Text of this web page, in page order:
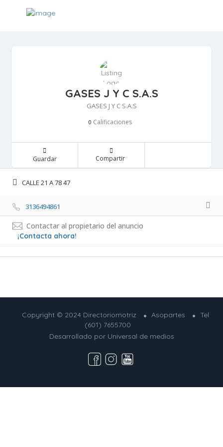
GASES J Y C S.A.S
GASES J Y C S.A.S
0 Calificaciones
Guardar Compartir
CALLE 21 A 78 47
3136494861
Contactar al propietario del anuncio
¡Contacta ahora!
Copyright © 2024 Directoriomotriz Asopartes
Tel
(601) 7655700
Desarrollado por Universal de medios